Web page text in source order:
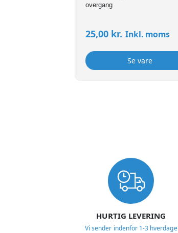
overgang
25,00 kr. Inkl. moms
Se vare
HURTIG LEVERING
Vi sender indenfor 1-3 hverdage